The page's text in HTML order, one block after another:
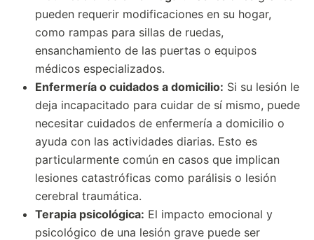
pueden requerir modificaciones en su hogar,
como rampas para sillas de ruedas,
ensanchamiento de las puertas o equipos
médicos especializados.
Enfermería o cuidados a domicilio: Si su lesión le
deja incapacitado para cuidar de sí mismo, puede
necesitar cuidados de enfermería a domicilio o
ayuda con las actividades diarias. Esto es
particularmente común en casos que implican
lesiones catastróficas como parálisis o lesión
cerebral traumática.
Terapia psicológica: El impacto emocional y
psicológico de una lesión grave puede ser